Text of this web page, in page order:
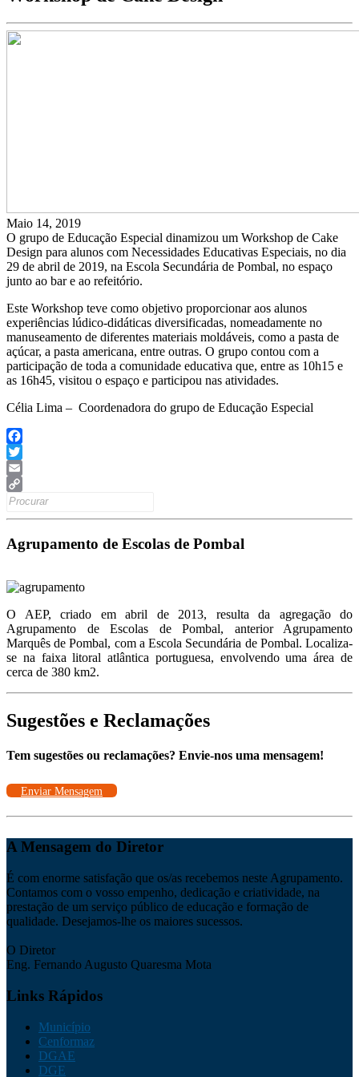
Maio 14, 2019
O grupo de Educação Especial dinamizou um Workshop de Cake
Design para alunos com Necessidades Educativas Especiais, no dia
29 de abril de 2019, na Escola Secundária de Pombal, no espaço
junto ao bar e ao refeitório.
Este Workshop teve como objetivo proporcionar aos alunos
experiências lúdico-didáticas diversificadas, nomeadamente no
manuseamento de diferentes materiais moldáveis, como a pasta de
açúcar, a pasta americana, entre outras. O grupo contou com a
participação de toda a comunidade educativa que, entre as 10h15 e
as 16h45, visitou o espaço e participou nas atividades.
Célia Lima – Coordenadora do grupo de Educação Especial
Facebook
Twitter
Email
Copy
Link
Search
Agrupamento de Escolas de Pombal
O AEP, criado em abril de 2013, resulta da agregação do
Agrupamento de Escolas de Pombal, anterior Agrupamento
Marquês de Pombal, com a Escola Secundária de Pombal. Localiza-
se na faixa litoral atlântica portuguesa, envolvendo uma área de
cerca de 380 km2.
Sugestões e Reclamações
Tem sugestões ou reclamações? Envie-nos uma mensagem!
Enviar Mensagem
A Mensagem do Diretor
É com enorme satisfação que os/as recebemos neste Agrupamento.
Contamos com o vosso empenho, dedicação e criatividade, na
prestação de um serviço público de educação e formação de
qualidade. Desejamos-lhe os maiores sucessos.
O Diretor
Eng. Fernando Augusto Quaresma Mota
Links Rápidos
Município
Cenformaz
DGAE
DGE